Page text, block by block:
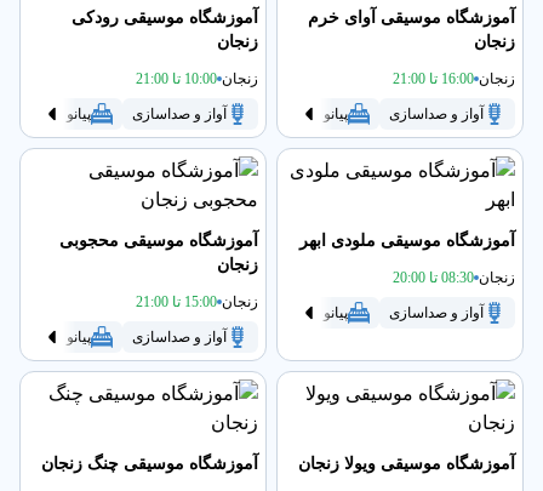
آموزشگاه موسیقی آوای خرم
زنجان
زنجان 16:00 تا 21:00
آواز و صداسازی پیانو سنتور سه تار گیتار
آموزشگاه موسیقی رودکی
زنجان
زنجان 10:00 تا 21:00
آواز و صداسازی پیانو
آموزشگاه موسیقی ملودی ابهر
زنجان 08:30 تا 20:00
آواز و صداسازی پیانو تنبک
آموزشگاه موسیقی محجوبی
زنجان
زنجان 15:00 تا 21:00
آواز و صداسازی پیانو
آموزشگاه موسیقی ویولا زنجان آموزشگاه موسیقی چنگ زنجان